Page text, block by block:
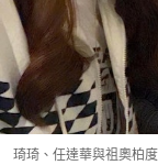
琦琦、任達華與祖奧柏